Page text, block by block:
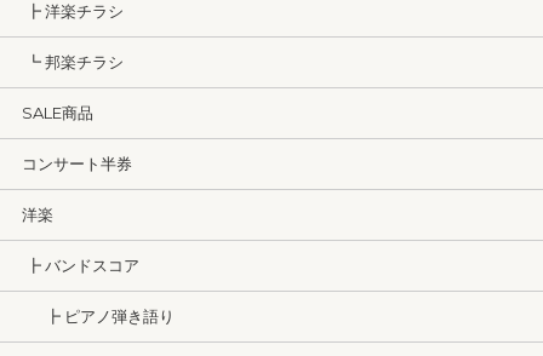
┣ 洋楽チラシ
┗ 邦楽チラシ
SALE商品
コンサート半券
洋楽
┣ バンドスコア
┣ ピアノ弾き語り